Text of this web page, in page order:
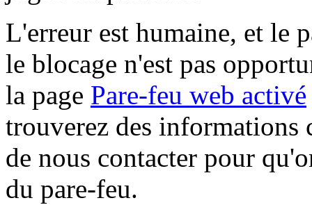
L'erreur est humaine, et le
le blocage n'est pas
la page Pare-feu web activé
trouverez des informations
de nous contacter pour
du pare-feu.